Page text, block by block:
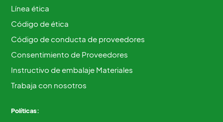
Línea ética
Código de ética
Código de conducta de proveedores
Consentimiento de Proveedores
Instructivo de embalaje Materiales
Trabaja con nosotros
Políticas: